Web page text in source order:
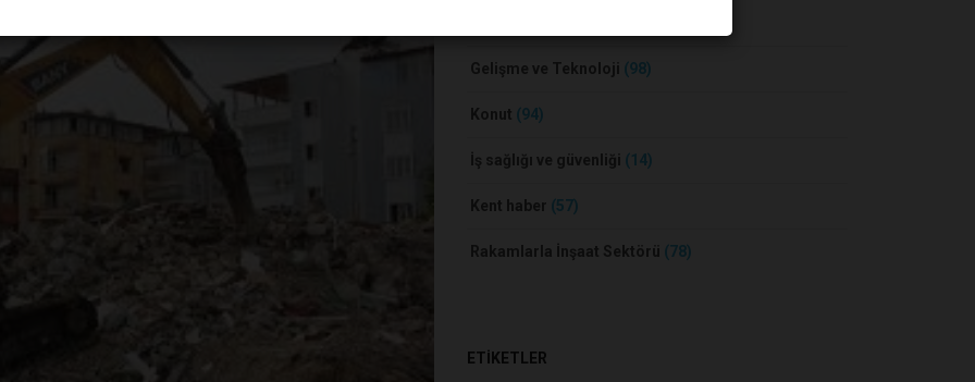
Gelişme ve Teknoloji (98)
Konut (94)
İş sağlığı ve güvenliği (14)
Kent haber (57)
Rakamlarla İnşaat Sektörü (78)
ETİKETLER